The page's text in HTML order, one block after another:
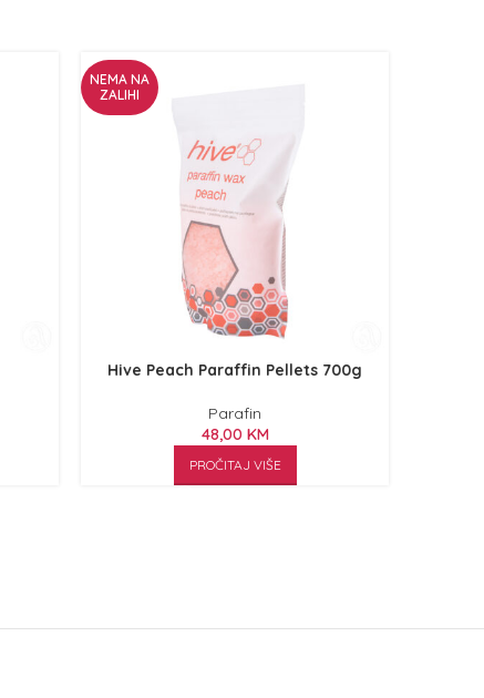
NEMA NA
ZALIHI
Hive Peach Paraffin Pellets 700g
Parafin
48,00 KM
PROČITAJ VIŠE